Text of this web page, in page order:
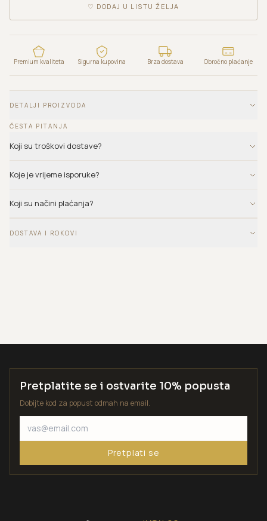
♡ DODAJ U LISTU ŽELJA
Premium kvaliteta Sigurna kupovina Brza dostava Obročno plaćanje
DETALJI PROIZVODA
ČESTA PITANJA
Koji su troškovi dostave?
Koje je vrijeme isporuke?
Koji su načini plaćanja?
DOSTAVA I ROKOVI
Pretplatite se i ostvarite 10% popusta
Dobijte kod za popust odmah na email.
Pretplati se